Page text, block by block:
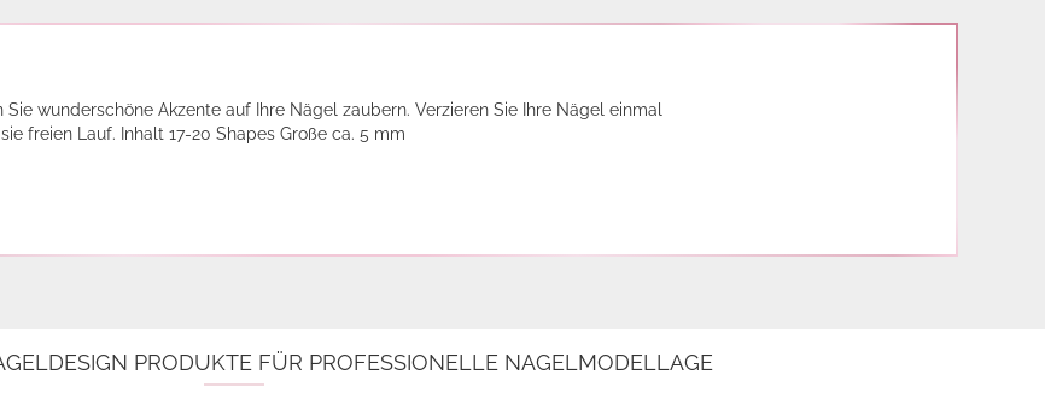
Sie wunderschöne Akzente auf Ihre Nägel zaubern. Verzieren Sie Ihre Nägel einmal
freien Lauf. Inhalt 17-20 Shapes Große ca. 5 mm
PRODUKTE FÜR PROFESSIONELLE NAGELMODELLAGE